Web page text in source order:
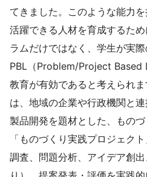
てきました。このような能力
活躍できる人材を育成するた
ラムだけではなく、学生が実
PBL（Problem/Project Based
教育が有効であると考えられ
は、地域の企業や行政機関と
製品開発を題材とした、もの
「ものづくり実践プロジェク
調査、問題分析、アイデア創